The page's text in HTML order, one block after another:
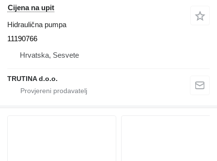
Cijena na upit
Hidraulična pumpa
11190766
Hrvatska, Sesvete
TRUTINA d.o.o.